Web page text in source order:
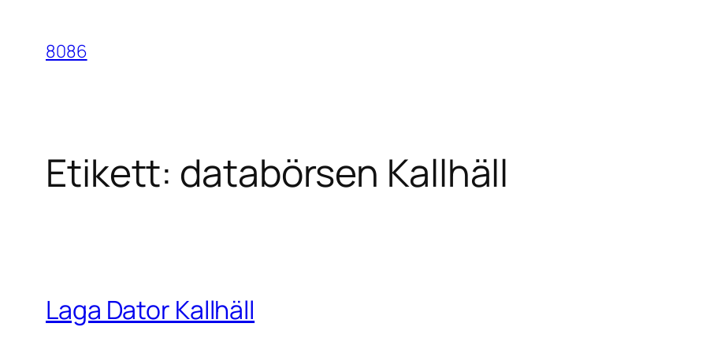
innehåll
8086
Etikett: databörsen Kallhäll
Laga Dator Kallhäll